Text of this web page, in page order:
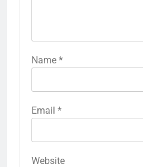
Name *
Email *
Website